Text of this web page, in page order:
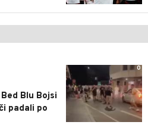
0
Blu Bojsi
padali po